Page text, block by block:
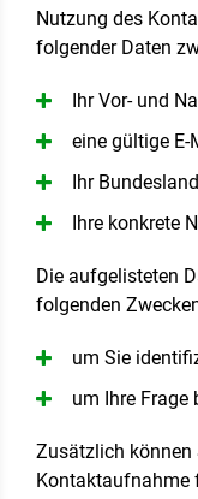
Nutzung des
folgender Daten
Ihr Vor- und
eine gültige E-
Ihr
Ihre konkrete
Die aufgelisteten
folgenden
um Sie
um Ihre Frage
Zusätzlich können
Kontaktaufnahme